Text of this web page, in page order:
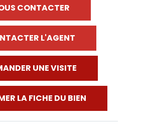
CONTACTER
L'AGENT
UNE VISITE
LA FICHE DU BIEN